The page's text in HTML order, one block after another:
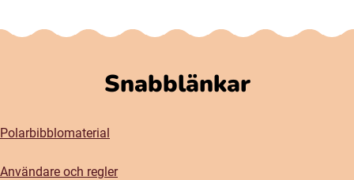
Snabblänkar
Polarbibblomaterial
Användare och regler